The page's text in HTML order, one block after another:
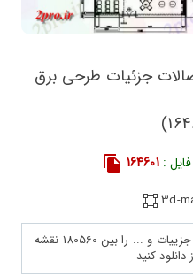
جزئیات طرحی برق
:
164601
با یک خرید میتوانید 35 نقشه پلان جزییات و ... را بین 180560 نقشه